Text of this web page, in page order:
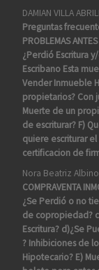
DAMIAN VILLA
Preguntas
PROBLEMAS
¿Perdió Escritura
Escribano Esta
Vender Inmueble
propietarios? Con
Muerte de un
de escriturar? F)
quiere escriturar el
certificacion de
Nora Beatriz Albino
COMPRAVENTA
¿Se Perdió o no
de copropiedad?
Escritura? d)¿Se
? Inhibiciones de
Hipotecario? E)